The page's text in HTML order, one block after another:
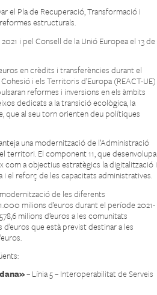
el Pla de Recuperació, Transformació i
estructurals.
i pel Consell de la Unió Europea el 13 de
en crèdits i transferències durant el
i els Territoris d’Europa (REACT-UE)
reformes i inversions en els àmbits
dedicats a la transició ecològica, la
que al seu torn orienten deu polítiques
una modernització de l’Administració
territori. El component 11, que desenvolupa
com a objectius estratègics la digitalització i
el reforç de les capacitats administratives.
de les diferents
milions d’euros durant el període 2021-
milions d’euros a les comunitats
d’euros que està previst destinar a les
– Línia 5 – Interoperabilitat de Serveis